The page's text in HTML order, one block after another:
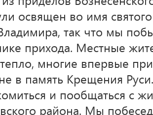
освящен во имя
так что мы
прихода. Местные
многие впервые
в память Крещения
и пообщаться с
района. Мы